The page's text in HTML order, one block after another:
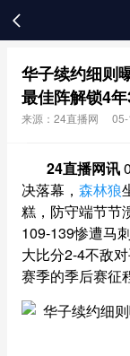

华子续约细则
最佳阵解锁4
来源：24直播网 05-
24直播网讯
决落幕， 森林狼
糕，防守端节节
109-139惨遭马
大比分2-4不敌
赛季的季后赛征